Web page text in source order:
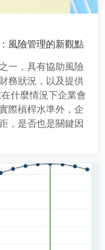
風險管理的新觀點
一，具有協助風險
務狀況，以及提供
什麼情況下企業會
際槓桿水準外，企
，是否也是關鍵因